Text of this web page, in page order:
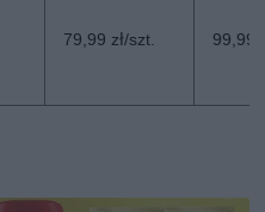
79,99 zł/szt. 99,99